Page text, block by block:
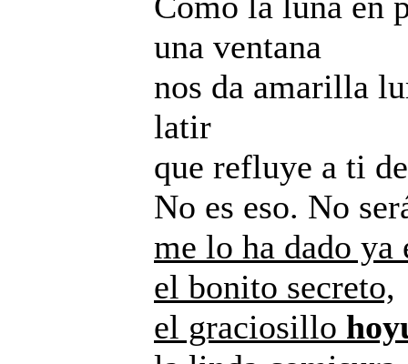
una ventana
nos da amarilla
latir
que refluye a ti
No es eso. No
me lo ha dado ya
el bonito secreto,
el graciosillo